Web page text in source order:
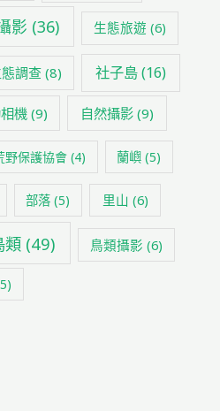
影 (36) 生態旅遊 (6)
調查(8) 社子島(16)
機(9) 自然攝影 (9)
野保護協會(4) 蘭嶼 (5)
部落 (5) 里山 (6)
類 (49) 鳥類攝影 (6)